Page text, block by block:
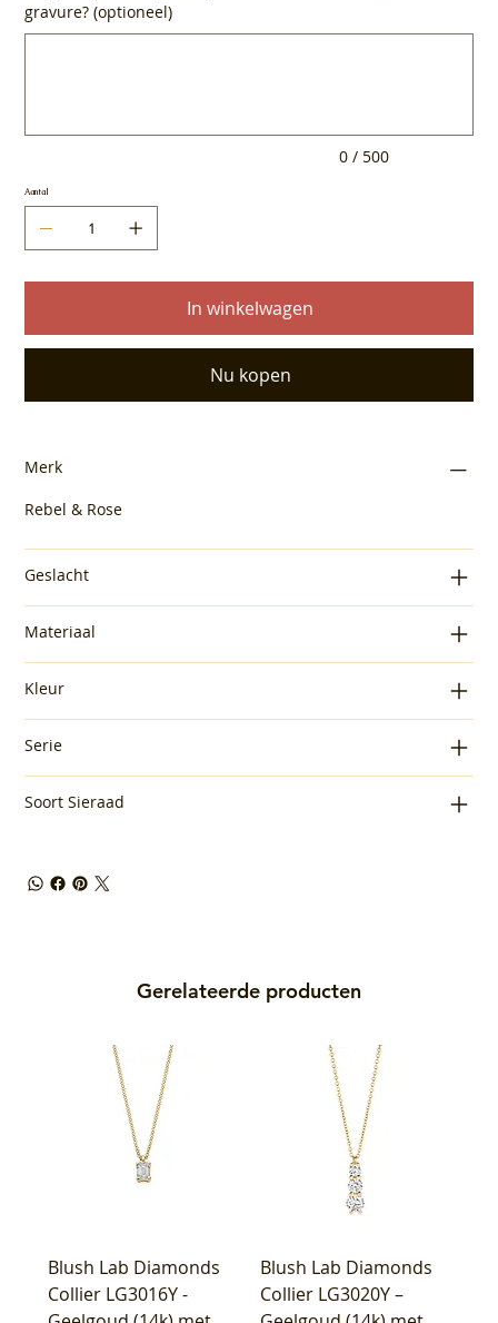
gravure? (optioneel)
0 / 500
Aantal
In winkelwagen
Nu kopen
Merk
Rebel & Rose
Geslacht
Materiaal
Kleur
Serie
Soort Sieraad
Gerelateerde producten
Blush Lab Diamonds
Collier LG3016Y -
Blush Lab Diamonds
Collier LG3020Y –